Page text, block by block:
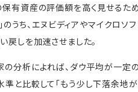
保有資産の評価額を高く見せる
うち、エヌビディアやマイクロソ
しを加速させました。
分析によれば、ダウ平均が一
と比較して「もう少し下落余地